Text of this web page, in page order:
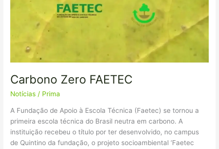
Carbono Zero FAETEC
Notícias / Prima
A Fundação de Apoio à Escola Técnica (Faetec) se tornou a
primeira escola técnica do Brasil neutra em carbono. A
instituição recebeu o título por ter desenvolvido, no campus
de Quintino da fundação, o projeto socioambiental ‘Faetec